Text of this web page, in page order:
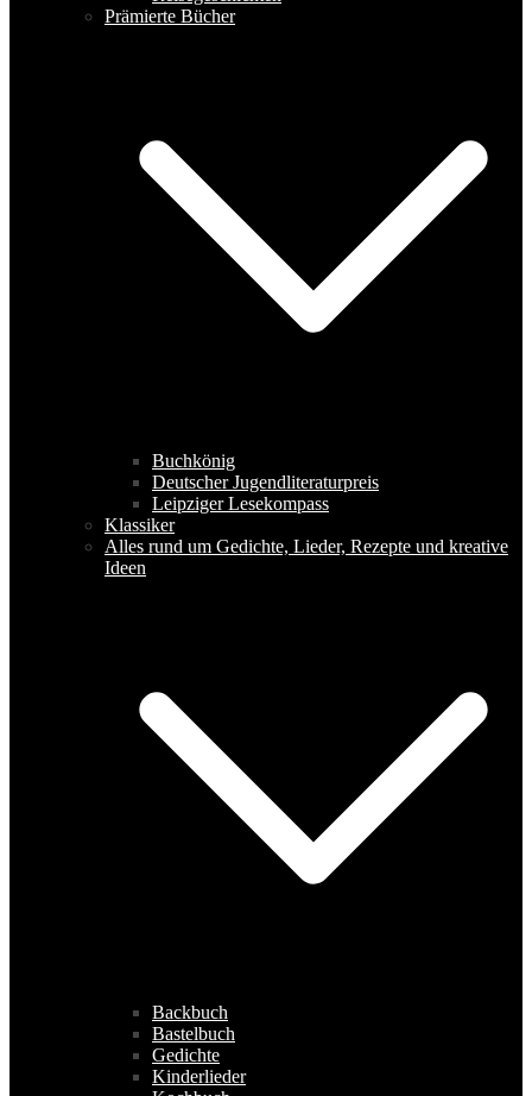
Prämierte Bücher
Buchkönig
Deutscher Jugendliteraturpreis
Leipziger Lesekompass
Klassiker
Alles rund um Gedichte, Lieder, Rezepte und kreative
Ideen
Backbuch
Bastelbuch
Gedichte
Kinderlieder